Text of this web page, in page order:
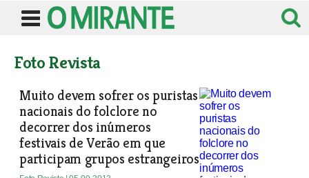
Foto Revista
Muito devem sofrer os puristas
nacionais do folclore no
decorrer dos inúmeros
festivais de Verão em que
participam grupos estrangeiros